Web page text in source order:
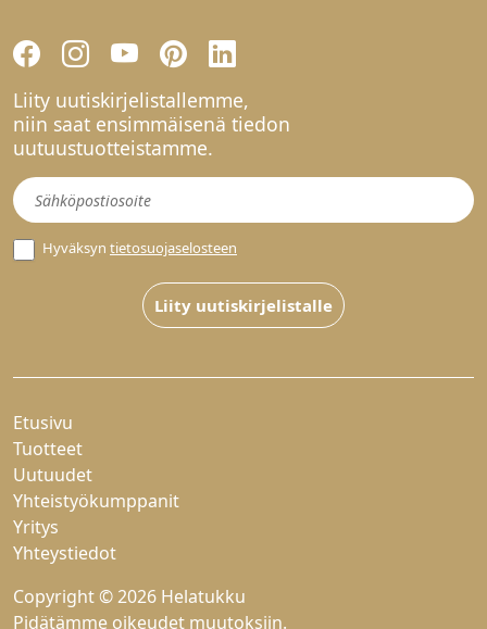
Liity uutiskirjelistallemme,
niin saat ensimmäisenä tiedon
uutuustuotteistamme.
Uutiskirje
Hyväksyn tietosuojaselosteen
Liity uutiskirjelistalle
Etusivu
Tuotteet
Uutuudet
Yhteistyökumppanit
Yritys
Yhteystiedot
Copyright © 2026 Helatukku
Pidätämme oikeudet muutoksiin.